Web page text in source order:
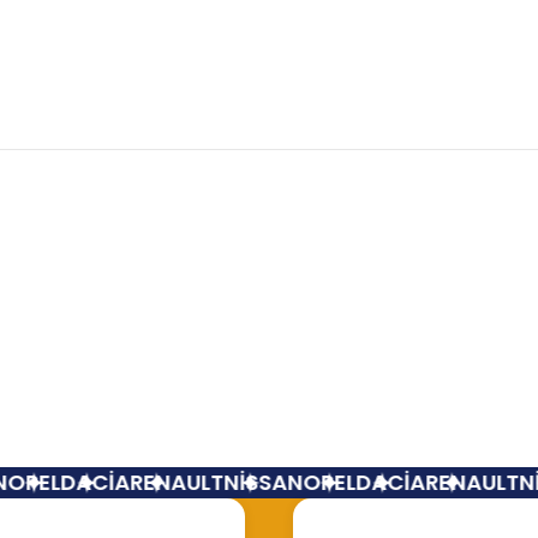
DACİARENAULTNİSSANOPELDACİARENAULT